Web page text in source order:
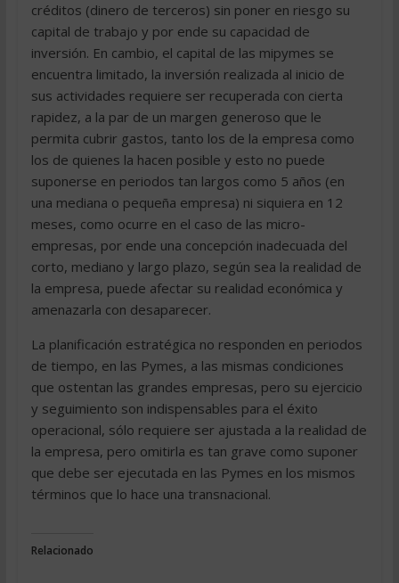
créditos (dinero de terceros) sin poner en riesgo su
capital de trabajo y por ende su capacidad de
inversión. En cambio, el capital de las mipymes se
encuentra limitado, la inversión realizada al inicio de
sus actividades requiere ser recuperada con cierta
rapidez, a la par de un margen generoso que le
permita cubrir gastos, tanto los de la empresa como
los de quienes la hacen posible y esto no puede
suponerse en periodos tan largos como 5 años (en
una mediana o pequeña empresa) ni siquiera en 12
meses, como ocurre en el caso de las micro-
empresas, por ende una concepción inadecuada del
corto, mediano y largo plazo, según sea la realidad de
la empresa, puede afectar su realidad económica y
amenazarla con desaparecer.
La planificación estratégica no responden en periodos
de tiempo, en las Pymes, a las mismas condiciones
que ostentan las grandes empresas, pero su ejercicio
y seguimiento son indispensables para el éxito
operacional, sólo requiere ser ajustada a la realidad de
la empresa, pero omitirla es tan grave como suponer
que debe ser ejecutada en las Pymes en los mismos
términos que lo hace una transnacional.
Relacionado